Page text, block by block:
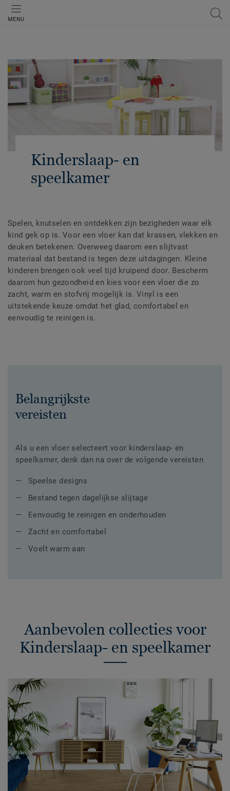
MENU
Kinderslaap- en
speelkamer
Spelen, knutselen en ontdekken zijn bezigheden waar elk
kind gek op is. Voor een vloer kan dat krassen, vlekken en
deuken betekenen. Overweeg daarom een slijtvast
materiaal dat bestand is tegen deze uitdagingen. Kleine
kinderen brengen ook veel tijd kruipend door. Bescherm
daarom hun gezondheid en kies voor een vloer die zo
zacht, warm en stofvrij mogelijk is. Vinyl is een
uitstekende keuze omdat het glad, comfortabel en
eenvoudig te reinigen is.
Belangrijkste
vereisten
Als u een vloer selecteert voor kinderslaap- en
speelkamer, denk dan na over de volgende vereisten
Speelse designs
Bestand tegen dagelijkse slijtage
Eenvoudig te reinigen en onderhouden
Zacht en comfortabel
Voelt warm aan
Aanbevolen collecties voor
Kinderslaap- en speelkamer